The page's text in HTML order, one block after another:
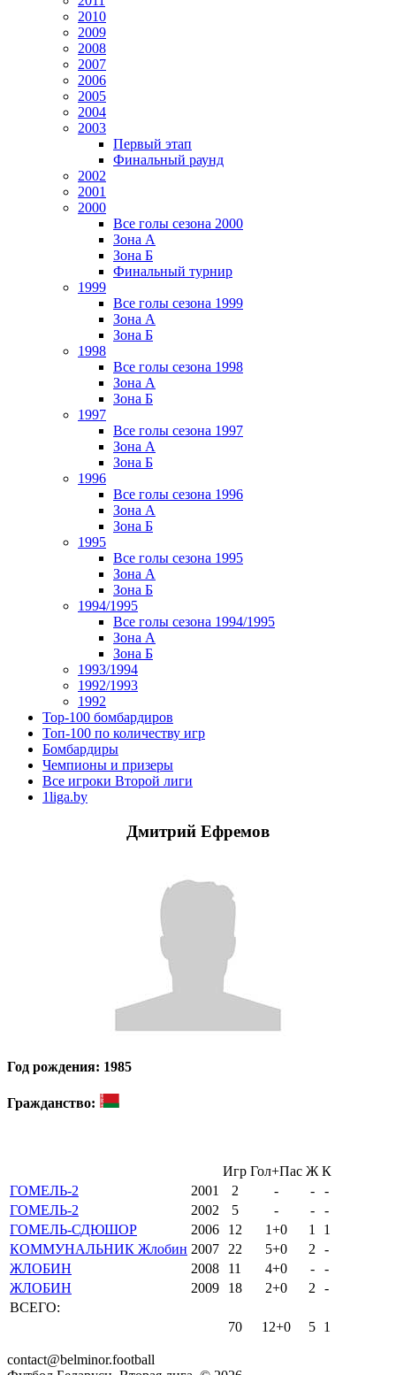
2010
2009
2008
2007
2006
2005
2004
2003
Первый этап
Финальный раунд
2002
2001
2000
Все голы сезона 2000
Зона А
Зона Б
Финальный турнир
1999
Все голы сезона 1999
Зона А
Зона Б
1998
Все голы сезона 1998
Зона А
Зона Б
1997
Все голы сезона 1997
Зона А
Зона Б
1996
Все голы сезона 1996
Зона А
Зона Б
1995
Все голы сезона 1995
Зона А
Зона Б
1994/1995
Все голы сезона 1994/1995
Зона А
Зона Б
1993/1994
1992/1993
1992
Top-100 бомбардиров
Топ-100 по количеству игр
Бомбардиры
Чемпионы и призеры
Все игроки Второй лиги
1liga.by
Дмитрий Ефремов
Год рождения: 1985
Гражданство:
Игр Гол+Пас Ж К
ГОМЕЛЬ-2
2001 2 - -
-
ГОМЕЛЬ-2
2002 5 - -
-
ГОМЕЛЬ-СДЮШОР
2006 12 1+0 1
1
КОММУНАЛЬНИК Жлобин 2007 22 5+0 2
-
ЖЛОБИН
2008 11 4+0 -
-
ЖЛОБИН
2009 18 2+0 2
-
ВСЕГО:
70
12+0 5 1
contact@belminor.football